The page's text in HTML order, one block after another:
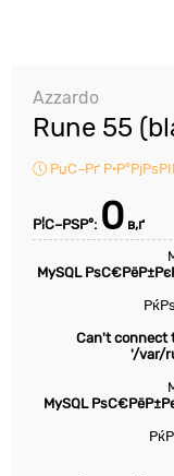
Azzardo
Rune 55
РџС–Рґ
Р¦С–РЅР°: 0 в‚ґ
MySQL
Can't connect
'/var/
MySQL